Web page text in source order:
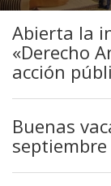
Abierta la
«Derecho
acción
Buenas
septiembre